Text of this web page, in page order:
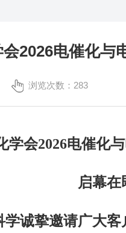
2026电催化与
浏览次数：283
学会2026电催化
启幕在
学诚挚邀请广大客